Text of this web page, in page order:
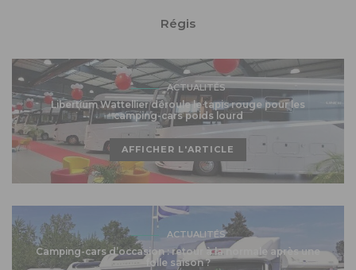
Régis
ACTUALITÉS
Libertium Wattellier déroule le tapis rouge pour les
camping-cars poids lourd
AFFICHER L'ARTICLE
ACTUALITÉS
Camping-cars d’occasion : retour à la normale après une
folle saison ?